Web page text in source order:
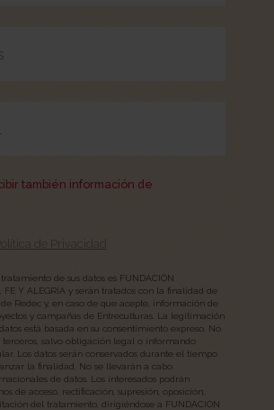
también información de
de Privacidad
de sus datos es FUNDACIÓN
FE Y ALEGRÍA y serán tratados con la finalidad de
Redec y, en caso de que acepte, información de
y campañas de Entreculturas. La legitimación
está basada en su consentimiento expreso. No
terceros, salvo obligación legal o informando
Los datos serán conservados durante el tiempo
la finalidad. No se llevarán a cabo
de datos. Los interesados podrán
de acceso, rectificación, supresión, oposición,
del tratamiento, dirigiéndose a FUNDACIÓN